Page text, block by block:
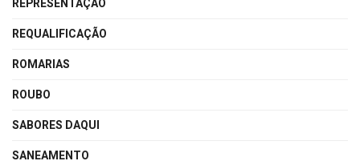
REPRESENTAÇÃO
REQUALIFICAÇÃO
ROMARIAS
ROUBO
SABORES DAQUI
SANEAMENTO